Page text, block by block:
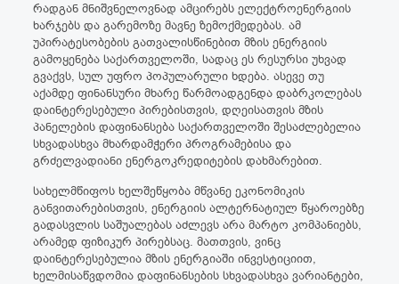
რადგან მნიშვნელოვნად ამცირებს ელექტროენერგიის
ხარჯებს და გარემოზე მავნე ზემოქმედებას. ამ
უპირატესობების გათვალისწინებით მზის ენერგიის
გამოყენება საქართველოში, სადაც ეს რესურსი უხვად
გვაქვს, სულ უფრო პოპულარული ხდება. ასევე თუ
აქამდე ფინანსური მხარე წარმოადგენდა დაბრკოლებას
დაინტერესებული პირებისთვის, დღეისათვის მზის
პანელების დაფინანსება საქართველოში შესაძლებელია
სხვადასხვა მხარდამჭერი პროგრამებისა და
გრძელვადიანი ენერგოკრედიტების დახმარებით.
სახელმწიფოს ხელშეწყობა მწვანე ეკონომიკის
განვითარებისთვის, ენერგიის ალტერნატიულ წყაროებზე
გადასვლის საშუალებას აძლევს არა მარტო კომპანიებს,
არამედ ფიზიკურ პირებსაც. მათთვის, ვინც
დაინტერესებულია მზის ენერგიაში ინვესტიციით,
ხელმისაწვდომია დაფინანსების სხვადასხვა ვარიანტები,